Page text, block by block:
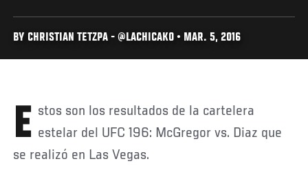
BY CHRISTIAN TETZPA - @LACHICAKO • MAR. 5, 2016
Estos son los resultados de la cartelera estelar del UFC 196: McGregor vs. Diaz que
se realizó en Las Vegas.